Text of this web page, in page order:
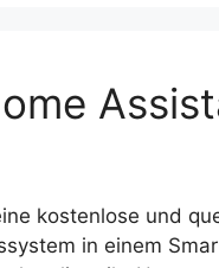
kostenlose und
in einem